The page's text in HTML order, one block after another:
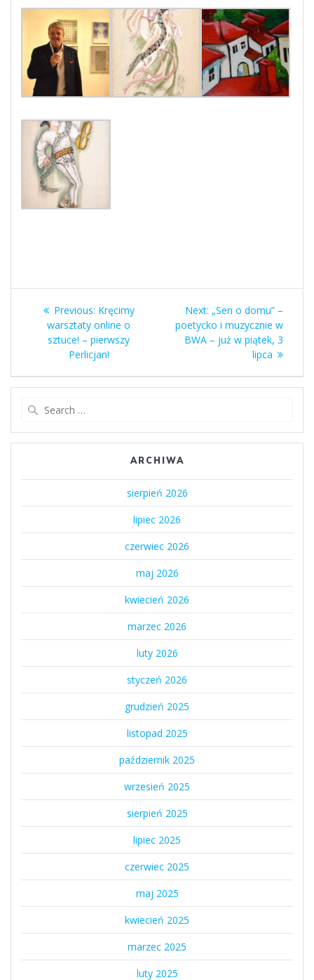
Nawigacja
wpisu
Previous: Previous
post:
Kręcimy
warsztaty online o
sztuce! – pierwszy
Perlicjan!
Next: Next
post:
„Sen o domu” –
poetycko i muzycznie w
BWA – już w piątek, 3
lipca
ARCHIWA
sierpień 2026
lipiec 2026
czerwiec 2026
maj 2026
kwiecień 2026
marzec 2026
luty 2026
styczeń 2026
grudzień 2025
listopad 2025
październik 2025
wrzesień 2025
sierpień 2025
lipiec 2025
czerwiec 2025
maj 2025
kwiecień 2025
marzec 2025
luty 2025